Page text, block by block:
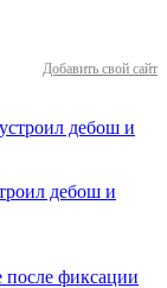
Добавить свой сайт
дебош и